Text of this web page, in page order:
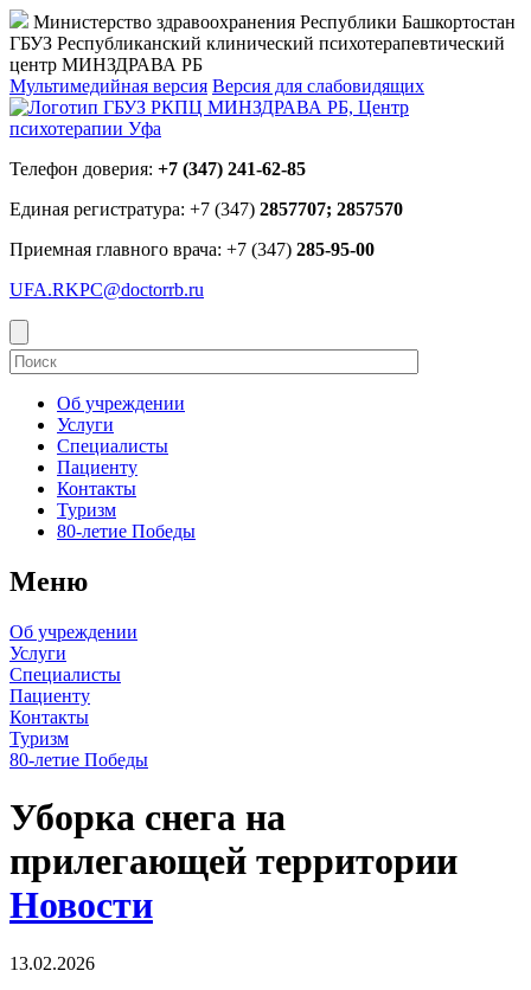
Министерство здравоохранения Республики Башкортостан
ГБУЗ Республиканский клинический психотерапевтический
центр МИНЗДРАВА РБ
Мультимедийная версия Версия для слабовидящих
Телефон доверия: +7 (347) 241-62-85
Единая регистратура: +7 (347) 2857707; 2857570
Приемная главного врача: +7 (347) 285-95-00
UFA.RKPC@doctorrb.ru
Об учреждении
Услуги
Специалисты
Пациенту
Контакты
Туризм
80-летие Победы
Меню
Об учреждении
Услуги
Специалисты
Пациенту
Контакты
Туризм
80-летие Победы
Уборка снега на
прилегающей территории
Новости
13.02.2026